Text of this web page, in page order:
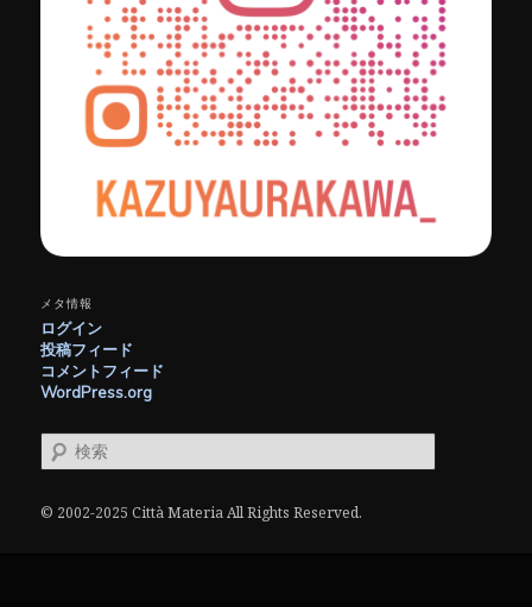
メタ情報
ログイン
投稿フィード
コメントフィード
WordPress.org
検
索
© 2002-2025 Città Materia All Rights Reserved.